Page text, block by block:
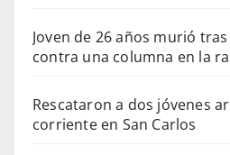
Joven de 26 años murió
contra una columna en la
Rescataron a dos jóvenes
corriente en San Carlos